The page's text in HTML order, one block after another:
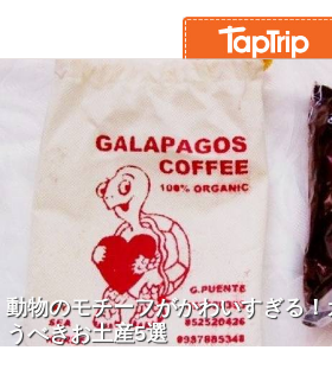
動物のモチーフがかわいすぎる
うべきお土産5選